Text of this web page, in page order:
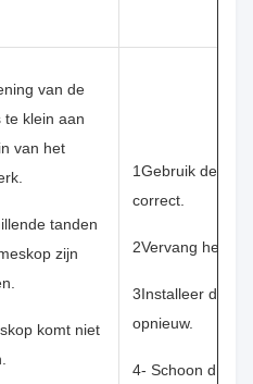
van de
te klein aan
van het
tanden
zijn
komt niet
1Gebruik de
correct.
2Vervang het
3Installeer de
opnieuw.
4- Schoon